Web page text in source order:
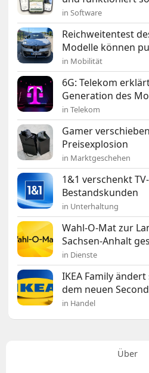
in Software
Reichweitentest
Modelle können
in Mobilität
6G: Telekom
Generation des
in Telekom
Gamer
Preisexplosion
in Marktgeschehen
1&1 verschenkt
Bestandskunden
in Unterhaltung
Wahl-O-Mat zur
Sachsen-Anhalt
in Dienste
IKEA Family
dem neuen
in Handel
Über